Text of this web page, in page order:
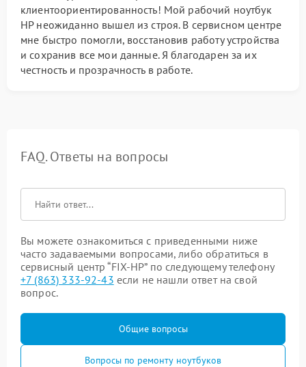
клиентоориентированность! Мой рабочий ноутбук
HP неожиданно вышел из строя. В сервисном центре
мне быстро помогли, восстановив работу устройства
и сохранив все мои данные. Я благодарен за их
честность и прозрачность в работе.
FAQ. Ответы на вопросы
Вы можете ознакомиться с приведенными ниже
часто задаваемыми вопросами, либо обратиться в
сервисный центр “FIX-HP” по следующему телефону
+7 (863) 333-92-43 если не нашли ответ на свой
вопрос.
Общие вопросы
Вопросы по ремонту ноутбуков